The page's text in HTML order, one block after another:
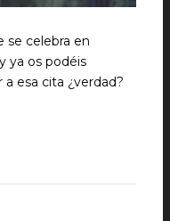
se celebra en
ya os podéis
esa cita ¿verdad?